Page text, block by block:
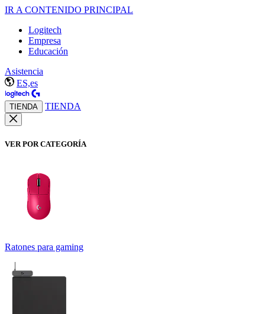
IR A CONTENIDO PRINCIPAL
Logitech
Empresa
Educación
Asistencia
ES,es
TIENDA TIENDA
VER POR CATEGORÍA
Ratones para gaming